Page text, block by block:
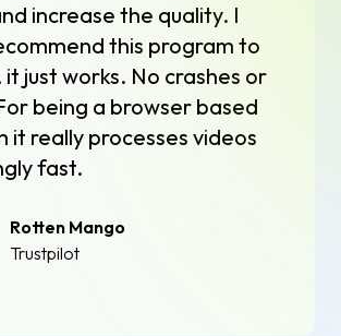
increase the quality. I
this program to
it just works. No crashes or
being a browser based
it really processes videos
fast.
Rotten Mango
Trustpilot